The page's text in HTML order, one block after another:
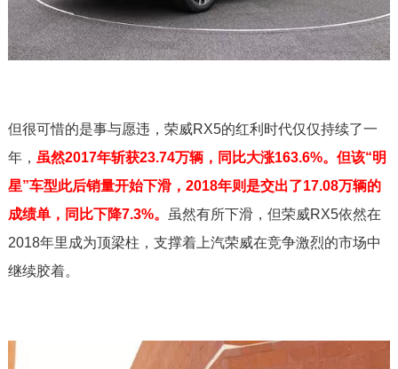
但很可惜的是事与愿违，荣威RX5的红利时代仅仅持续了一
年， 虽然2017年斩获23.74万辆，同比大涨163.6%。但该“明
星”车型此后销量开始下滑，2018年则是交出了17.08万辆的
成绩单，同比下降7.3%。
虽然有所下滑，但荣威RX5依然在
2018年里成为顶梁柱，支撑着上汽荣威在竞争激烈的市场中
继续胶着。